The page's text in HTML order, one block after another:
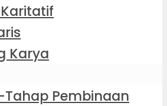
Karya
Pembinaan